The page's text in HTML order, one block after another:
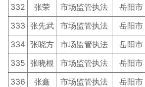
332
张荣 市场监管执法 岳阳市
333 张先武 市场监管执法 岳阳市
334 张晓方 市场监管执法 岳阳市
335 张晓根 市场监管执法 岳阳市
336
张鑫 市场监管执法 岳阳市